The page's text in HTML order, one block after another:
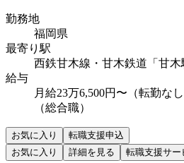
勤務地
福岡県
最寄り駅
西鉄甘木線・甘木鉄道「甘
給与
月給23万6,500円〜（転勤な
（総合職）
お気に入り
転職支援申込
お気に入り
詳細を見る 転職支援サー